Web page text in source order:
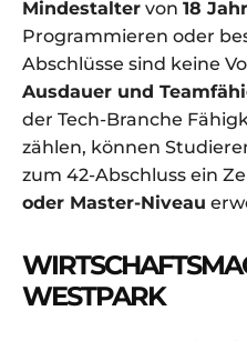
Mindestalter von 18
Programmieren oder
Abschlüsse sind keine
Ausdauer und
der Tech-Branche
zählen, können
zum 42-Abschluss ein
oder Master-Niveau
WESTPARK